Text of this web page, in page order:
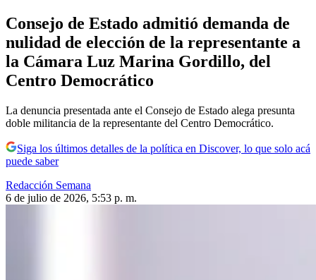
Consejo de Estado admitió demanda de
nulidad de elección de la representante a
la Cámara Luz Marina Gordillo, del
Centro Democrático
La denuncia presentada ante el Consejo de Estado alega presunta
doble militancia de la representante del Centro Democrático.
Siga los últimos detalles de la política en Discover, lo que solo acá
puede saber
Redacción Semana
6 de julio de 2026, 5:53 p. m.